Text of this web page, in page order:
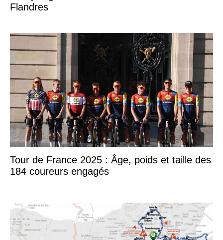
Flandres
Tour de France 2025 : Âge, poids et taille des
184 coureurs engagés